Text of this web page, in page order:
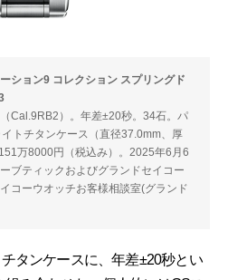
ション9 コレクション スプリングド
Cal.9RB2）。年差±20秒。34石。パ
トチタンケース（直径37.0mm、厚
万8000円（税込み）。2025年6月6
ブティックおよびグランドセイコー
コーウオッチお客様相談室(グランド
タンケースに、年差±20秒とい